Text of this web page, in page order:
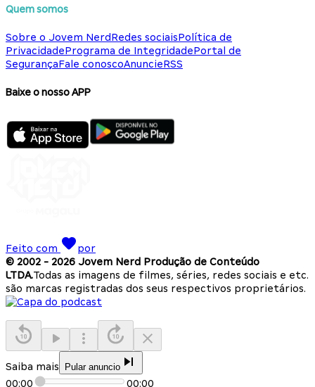
Quem somos
Sobre o Jovem NerdRedes sociaisPolítica de
PrivacidadePrograma de IntegridadePortal de
SegurançaFale conoscoAnuncieRSS
Baixe o nosso APP
Feito com
por
© 2002 - 2026 Jovem Nerd Produção de Conteúdo
LTDA.Todas as imagens de filmes, séries, redes sociais e etc.
são marcas registradas dos seus respectivos proprietários.
Saiba mais Pular anuncio
00:00 00:00